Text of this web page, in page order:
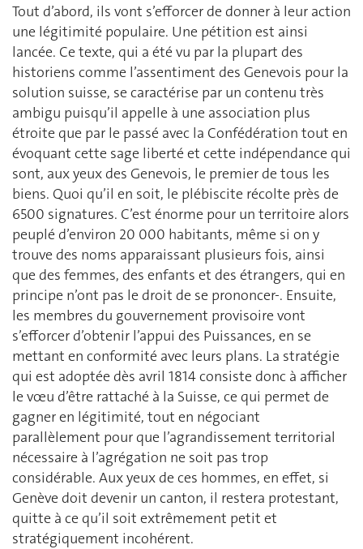
Tout d’abord, ils vont s’efforcer de donner à leur action
une légitimité populaire. Une pétition est ainsi
lancée. Ce texte, qui a été vu par la plupart des
historiens comme l’assentiment des Genevois pour la
solution suisse, se caractérise par un contenu très
ambigu puisqu’il appelle à une association plus
étroite que par le passé avec la Confédération tout en
évoquant cette sage liberté et cette indépendance qui
sont, aux yeux des Genevois, le premier de tous les
biens. Quoi qu’il en soit, le plébiscite récolte près de
6500 signatures. C’est énorme pour un territoire alors
peuplé d’environ 20 000 habitants, même si on y
trouve des noms apparaissant plusieurs fois, ainsi
que des femmes, des enfants et des étrangers, qui en
principe n’ont pas le droit de se prononcer-. Ensuite,
les membres du gouvernement provisoire vont
s’efforcer d’obtenir l’appui des Puissances, en se
mettant en conformité avec leurs plans. La stratégie
qui est adoptée dès avril 1814 consiste donc à afficher
le vœu d’être rattaché à la Suisse, ce qui permet de
gagner en légitimité, tout en négociant
parallèlement pour que l’agrandissement territorial
nécessaire à l’agrégation ne soit pas trop
considérable. Aux yeux de ces hommes, en effet, si
Genève doit devenir un canton, il restera protestant,
quitte à ce qu’il soit extrêmement petit et
stratégiquement incohérent.